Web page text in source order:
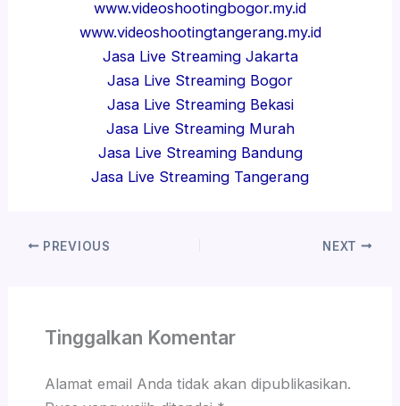
www.videoshootingbogor.my.id
www.videoshootingtangerang.my.id
Jasa Live Streaming Jakarta
Jasa Live Streaming Bogor
Jasa Live Streaming Bekasi
Jasa Live Streaming Murah
Jasa Live Streaming Bandung
Jasa Live Streaming Tangerang
PREVIOUS NEXT
Tinggalkan Komentar
Alamat email Anda tidak akan dipublikasikan.